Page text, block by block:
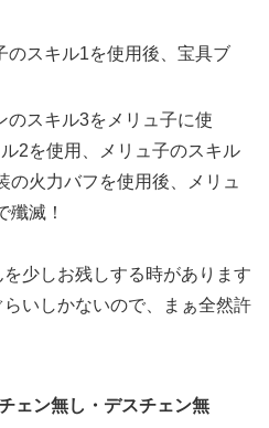
のスキル1を使用後、宝具ブ
のスキル3をメリュ子に使
2を使用、メリュ子のスキル
の火力バフを使用後、メリュ
殲滅！
少しお残しする時があります
いしかないので、まぁ全然許
ェン無し・デスチェン無